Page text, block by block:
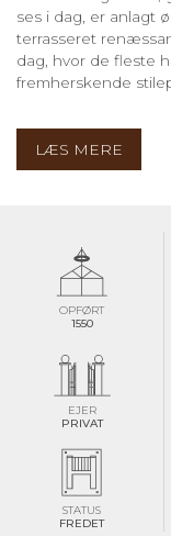
ses i dag, er anlagt
terrasseret
dag, hvor de fleste
fremherskende
LÆS MERE
OPFØRT
1550
EJER
PRIVAT
STATUS
FREDET